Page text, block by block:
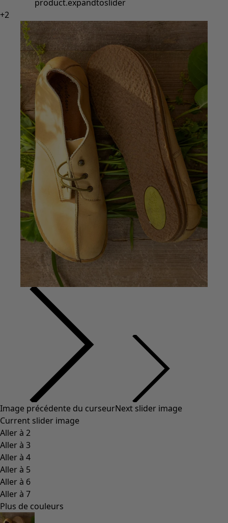
Styles de vétements
Vêtements en lin
Robes de style hippie
Grandes Tailles
À fleurs
Vêtements hippies
Une mode scandinave
Superpositions
À rayures
Des carreaux à foison
À pois
Vêtements bio
Un design suédois
Robes en jersey
Vêtements bohèmes
Des vêtements pour les soirées fraîches
Vêtements à motif
Coton biologique
Maillots de bain et vêtements de plage
Vêtements de fête
Collections
Dans l'univers du kimono
Monsoon
Étendues champêtres
Coimbatore
Les classiques de Gudrun
Des tournesols pour le HCR